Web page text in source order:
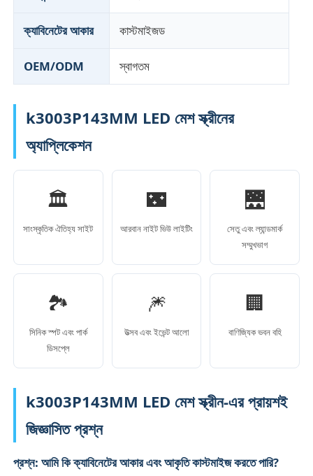
ক্যাবিনেটের আকার কাস্টমাইজড
OEM/ODM স্বাগতম
k3003P143MM LED মেশ স্ক্রীনের
অ্যাপ্লিকেশন
🏛️
সাংস্কৃতিক ঐতিহ্য সাইট
🌃
আরবান নাইট ভিউ লাইটিং
🌉
সেতু এবং ল্যান্ডমার্ক
সম্মুখভাগ
🏞️
সিনিক স্পট এবং পার্ক
ডিসপ্লে
🎆
উত্সব এবং ইভেন্ট আলো
🏢
বাণিজ্যিক ভবন বহি
k3003P143MM LED মেশ স্ক্রীন-এর প্রায়শই
জিজ্ঞাসিত প্রশ্ন
প্রশ্ন: আমি কি ক্যাবিনেটের আকার এবং আকৃতি কাস্টমাইজ করতে পারি?